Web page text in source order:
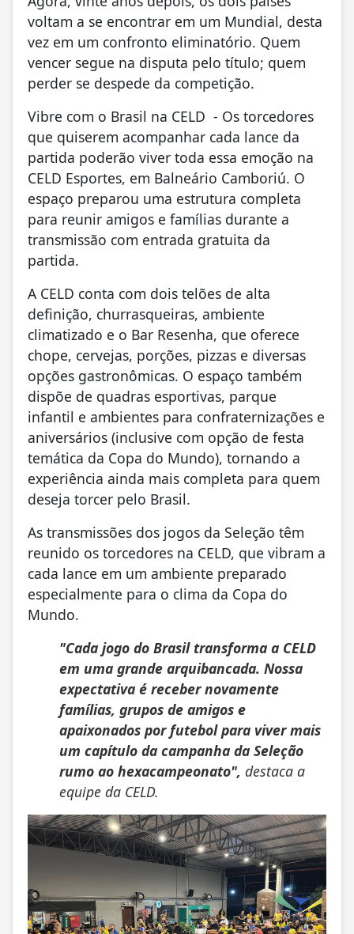
voltam a se encontrar em um Mundial, desta
vez em um confronto eliminatório. Quem
vencer segue na disputa pelo título; quem
perder se despede da competição.
Vibre com o Brasil na CELD - Os torcedores
que quiserem acompanhar cada lance da
partida poderão viver toda essa emoção na
CELD Esportes, em Balneário Camboriú. O
espaço preparou uma estrutura completa
para reunir amigos e famílias durante a
transmissão com entrada gratuita da
partida.
A CELD conta com dois telões de alta
definição, churrasqueiras, ambiente
climatizado e o Bar Resenha, que oferece
chope, cervejas, porções, pizzas e diversas
opções gastronômicas. O espaço também
dispõe de quadras esportivas, parque
infantil e ambientes para confraternizações e
aniversários (inclusive com opção de festa
temática da Copa do Mundo), tornando a
experiência ainda mais completa para quem
deseja torcer pelo Brasil.
As transmissões dos jogos da Seleção têm
reunido os torcedores na CELD, que vibram a
cada lance em um ambiente preparado
especialmente para o clima da Copa do
Mundo.
"Cada jogo do Brasil transforma a CELD
em uma grande arquibancada. Nossa
expectativa é receber novamente
famílias, grupos de amigos e
apaixonados por futebol para viver mais
um capítulo da campanha da Seleção
rumo ao hexacampeonato", destaca a
equipe da CELD.